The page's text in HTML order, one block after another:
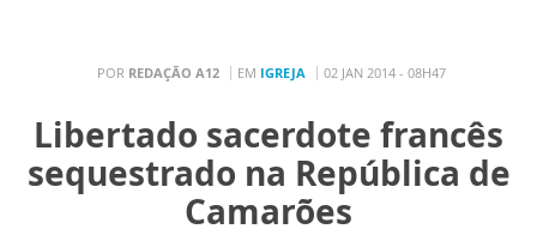
POR REDAÇÃO A12 EM IGREJA 02 JAN 2014 - 08H47
Libertado sacerdote francês
sequestrado na República de
Camarões